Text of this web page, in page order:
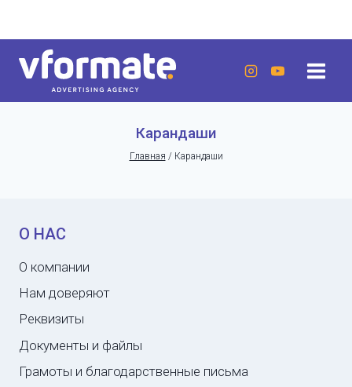
содержанию
Карандаши
Главная / Карандаши
О НАС
О компании
Нам доверяют
Реквизиты
Документы и файлы
Грамоты и благодарственные письма